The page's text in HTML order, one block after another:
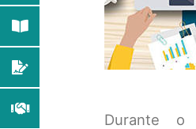
Durante o